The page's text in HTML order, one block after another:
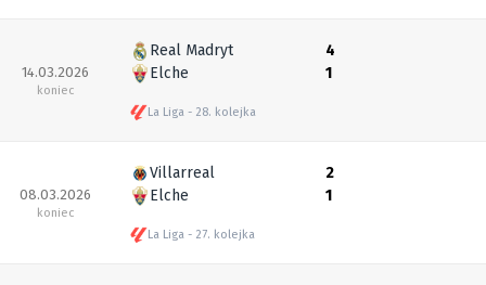
14.03.2026
koniec
Real Madryt
Elche
La Liga 28. kolejka
4
1
08.03.2026
koniec
Villarreal
Elche
La Liga 27. kolejka
2
1